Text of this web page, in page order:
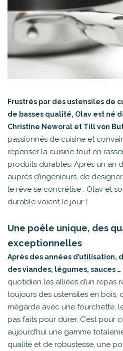
Frustrés par des ustensiles de
de basses qualité, Olav est né
Christine Neworal et Till von
passionnés de cuisine et
repenser la cuisine tout en
produits durables. Après un an
auprès d’ingénieurs, de
le rêve se concrétise : Olav et
durable voient le jour !
Une poêle unique, des
exceptionnelles
Après des années
des viandes, légumes, sauces …
quotidien les alliées d’un repas
toujours des ustensiles en bois,
mégarde avec une fourchette,
pas faits pour durer. C’est pour
aujourd’hui une gamme
qualité et de robustesse, une